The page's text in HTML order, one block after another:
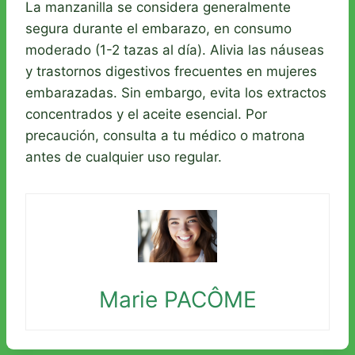
La manzanilla se considera generalmente
segura durante el embarazo, en consumo
moderado (1-2 tazas al día). Alivia las náuseas
y trastornos digestivos frecuentes en mujeres
embarazadas. Sin embargo, evita los extractos
concentrados y el aceite esencial. Por
precaución, consulta a tu médico o matrona
antes de cualquier uso regular.
Marie PACÔME